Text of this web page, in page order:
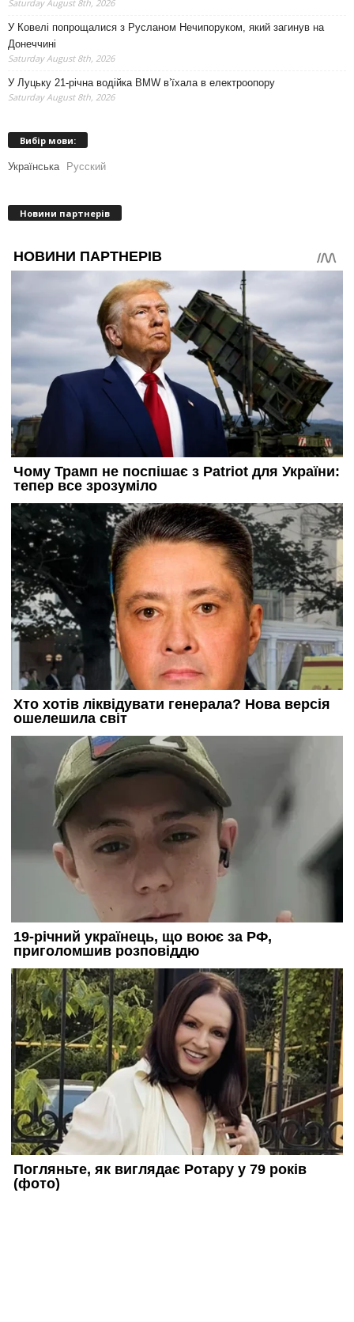
Saturday August 8th, 2026
У Ковелі попрощалися з Русланом Нечипоруком, який загинув на
Донеччині
Saturday August 8th, 2026
У Луцьку 21-річна водійка BMW в’їхала в електроопору
Saturday August 8th, 2026
Вибір мови:
Українська Русский
Новини партнерів